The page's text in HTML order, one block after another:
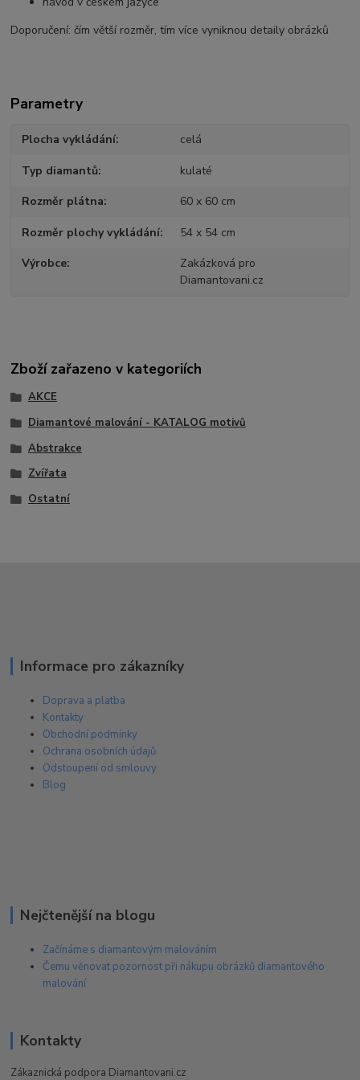
Doporučení: čím větší rozměr, tím více vyniknou detaily obrázků
Parametry
Plocha vykládání celá
Typ diamantů kulaté
Rozměr plátna 60 x 60 cm
Rozměr plochy vykládání 54 x 54 cm
Výrobce
Zakázková pro
Diamantovani.cz
Zboží zařazeno v kategoriích
AKCE
Diamantové malování - KATALOG motivů
Abstrakce
Zvířata
Ostatní
Informace pro zákazníky
Doprava a platba
Kontakty
Obchodní podmínky
Ochrana osobních údajů
Odstoupení od smlouvy
Blog
Nejčtenější na blogu
Začínáme s diamantovým malováním
Čemu věnovat pozornost při nákupu obrázků diamantového
malování
Kontakty
Zákaznická podpora Diamantovani.cz